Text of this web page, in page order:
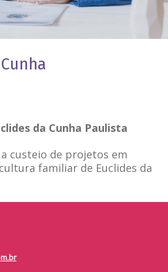
da Cunha Paulista
a custeio de projetos em
familiar de Euclides da